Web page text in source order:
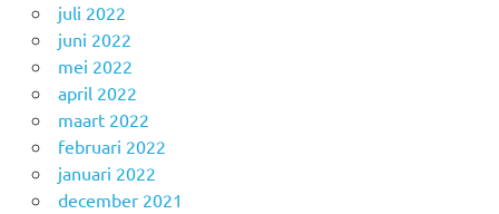
juli 2022
juni 2022
mei 2022
april 2022
maart 2022
februari 2022
januari 2022
december 2021